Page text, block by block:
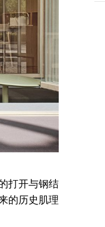
打开与钢结
的历史肌理